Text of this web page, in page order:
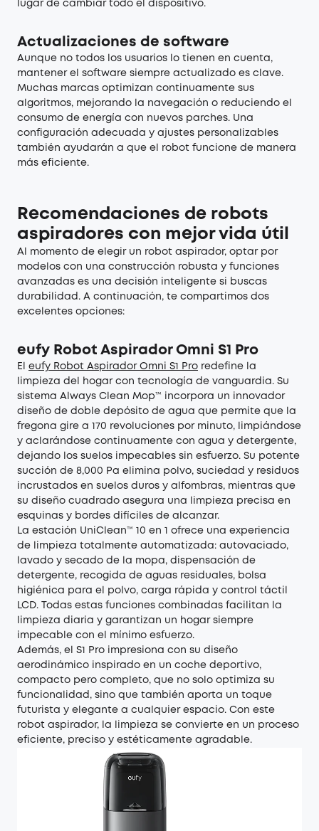
lugar de cambiar todo el dispositivo.
Actualizaciones de software
Aunque no todos los usuarios lo tienen en cuenta,
mantener el software siempre actualizado es clave.
Muchas marcas optimizan continuamente sus
algoritmos, mejorando la navegación o reduciendo el
consumo de energía con nuevos parches. Una
configuración adecuada y ajustes personalizables
también ayudarán a que el robot funcione de manera
más eficiente.
Recomendaciones de robots
aspiradores con mejor vida útil
Al momento de elegir un robot aspirador, optar por
modelos con una construcción robusta y funciones
avanzadas es una decisión inteligente si buscas
durabilidad. A continuación, te compartimos dos
excelentes opciones:
eufy Robot Aspirador Omni S1 Pro
El eufy Robot Aspirador Omni S1 Pro redefine la
limpieza del hogar con tecnología de vanguardia. Su
sistema Always Clean Mop™️ incorpora un innovador
diseño de doble depósito de agua que permite que la
fregona gire a 170 revoluciones por minuto, limpiándose
y aclarándose continuamente con agua y detergente,
dejando los suelos impecables sin esfuerzo. Su potente
succión de 8,000 Pa elimina polvo, suciedad y residuos
incrustados en suelos duros y alfombras, mientras que
su diseño cuadrado asegura una limpieza precisa en
esquinas y bordes difíciles de alcanzar.
La estación UniClean™️ 10 en 1 ofrece una experiencia
de limpieza totalmente automatizada: autovaciado,
lavado y secado de la mopa, dispensación de
detergente, recogida de aguas residuales, bolsa
higiénica para el polvo, carga rápida y control táctil
LCD. Todas estas funciones combinadas facilitan la
limpieza diaria y garantizan un hogar siempre
impecable con el mínimo esfuerzo.
Además, el S1 Pro impresiona con su diseño
aerodinámico inspirado en un coche deportivo,
compacto pero completo, que no solo optimiza su
funcionalidad, sino que también aporta un toque
futurista y elegante a cualquier espacio. Con este
robot aspirador, la limpieza se convierte en un proceso
eficiente, preciso y estéticamente agradable.